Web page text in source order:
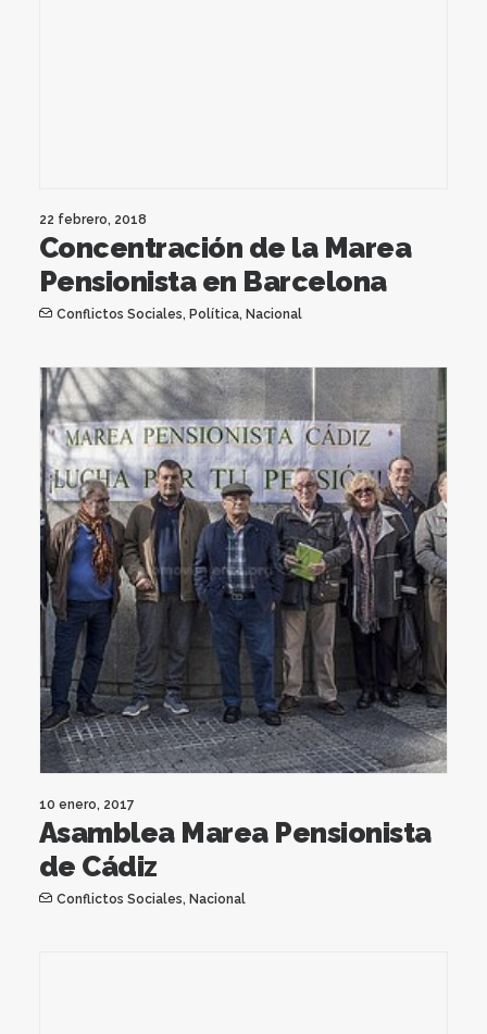
22 febrero, 2018
Concentración de la Marea
Pensionista en Barcelona
Conflictos Sociales, Política, Nacional
10 enero, 2017
Asamblea Marea Pensionista
de Cádiz
Conflictos Sociales, Nacional